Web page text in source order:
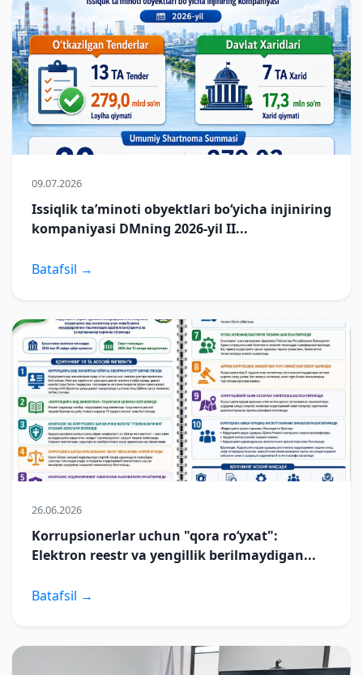
09.07.2026
Issiqlik taʼminoti obyektlari boʻyicha injiniring
kompaniyasi DMning 2026-yil II...
Batafsil →
26.06.2026
Korrupsionerlar uchun "qora ro‘yxat":
Elektron reestr va yengillik berilmaydigan...
Batafsil →